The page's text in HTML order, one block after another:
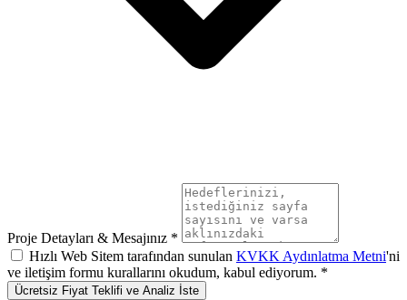
Proje Detayları & Mesajınız *
Hızlı Web Sitem tarafından sunulan KVKK Aydınlatma Metni'ni
ve iletişim formu kurallarını okudum, kabul ediyorum. *
Ücretsiz Fiyat Teklifi ve Analiz İste